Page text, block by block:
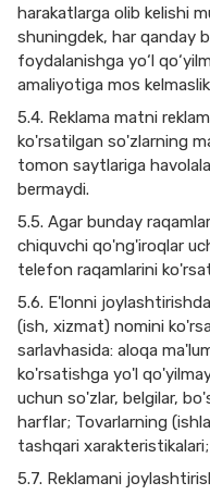
harakatlarga olib kelishi
shuningdek, har qanday
foydalanishga yo‘l
amaliyotiga mos
5.4. Reklama matni
ko'rsatilgan so'zlarning
tomon saytlariga
bermaydi.
5.5. Agar bunday
chiquvchi qo'ng'iroqlar
telefon raqamlarini
5.6. E'lonni
(ish, xizmat) nomini
sarlavhasida: aloqa
ko'rsatishga yo'l
uchun so'zlar, belgilar,
harflar; Tovarlarning
tashqari
5.7. Reklamani